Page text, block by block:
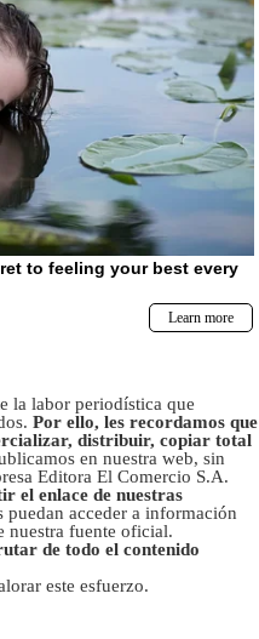
la labor periodística que
Por ello, les recordamos que
distribuir, copiar total
en nuestra web, sin
Editora El Comercio S.A.
el enlace de nuestras
puedan acceder a información
nuestra fuente oficial.
de todo el contenido
este esfuerzo.